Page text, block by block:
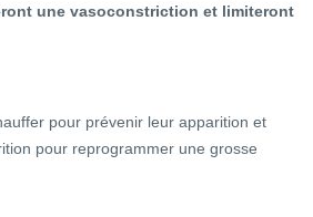
une vasoconstriction et limiteront
pour prévenir leur apparition et
pour reprogrammer une grosse